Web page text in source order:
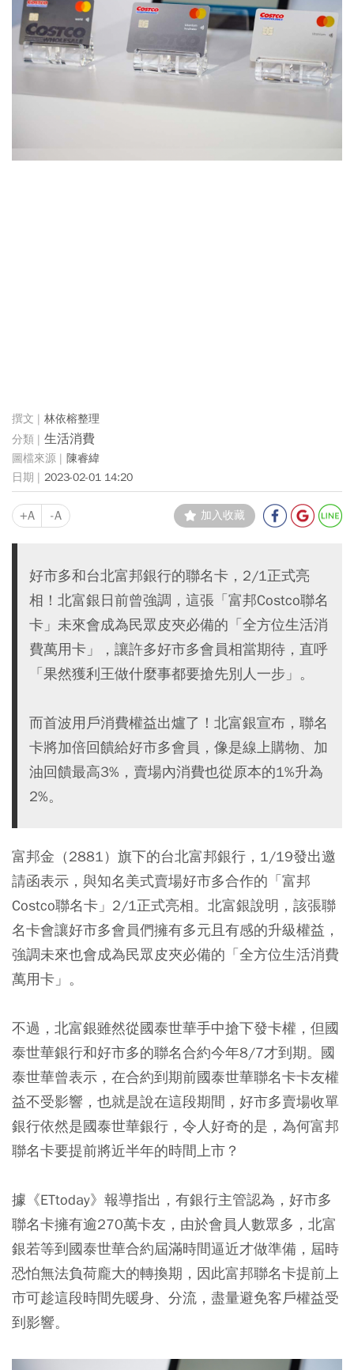
林依榕整理
生活消費
陳睿緯
2023-02-01 14:20
+A -A 加入收藏
好市多和台北富邦銀行的聯名卡，2/1正式亮
相！北富銀日前曾強調，這張「富邦Costco聯名
卡」未來會成為民眾皮夾必備的「全方位生活消
費萬用卡」，讓許多好市多會員相當期待，直呼
「果然獲利王做什麼事都要搶先別人一步」。
而首波用戶消費權益出爐了！北富銀宣布，聯名
卡將加倍回饋給好市多會員，像是線上購物、加
油回饋最高3%，賣場內消費也從原本的1%升為
2%。
富邦金（2881）旗下的台北富邦銀行，1/19發出邀
請函表示，與知名美式賣場好市多合作的「富邦
Costco聯名卡」2/1正式亮相。北富銀說明，該張聯
名卡會讓好市多會員們擁有多元且有感的升級權益，
強調未來也會成為民眾皮夾必備的「全方位生活消費
萬用卡」。
不過，北富銀雖然從國泰世華手中搶下發卡權，但國
泰世華銀行和好市多的聯名合約今年8/7才到期。國
泰世華曾表示，在合約到期前國泰世華聯名卡卡友權
益不受影響，也就是說在這段期間，好市多賣場收單
銀行依然是國泰世華銀行，令人好奇的是，為何富邦
聯名卡要提前將近半年的時間上市？
據《ETtoday》報導指出，有銀行主管認為，好市多
聯名卡擁有逾270萬卡友，由於會員人數眾多，北富
銀若等到國泰世華合約屆滿時間逼近才做準備，屆時
恐怕無法負荷龐大的轉換期，因此富邦聯名卡提前上
市可趁這段時間先暖身、分流，盡量避免客戶權益受
到影響。